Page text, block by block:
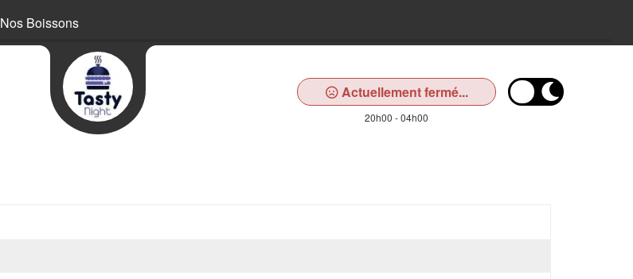
Nos Boissons
Actuellement fermé...
20h00 - 04h00